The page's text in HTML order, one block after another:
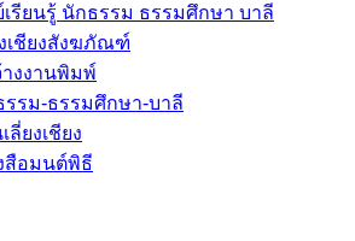
รียนรู้ นักธรรม ธรรมศึกษา บาลี
งเชียงสังฆภัณฑ์
างงานพิมพ์
รรม-ธรรมศึกษา-บาลี
ลี่ยงเชียง
สือมนต์พิธี